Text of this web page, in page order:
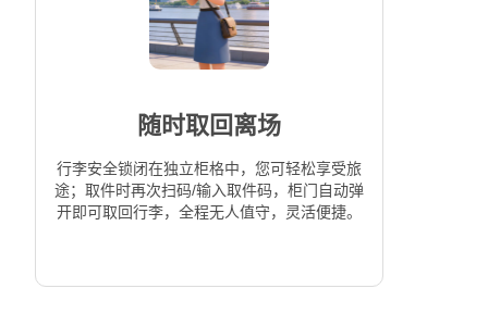
随时取回离场
行李安全锁闭在独立柜格中，您可轻松享受旅
途；取件时再次扫码/输入取件码，柜门自动弹
开即可取回行李，全程无人值守，灵活便捷。